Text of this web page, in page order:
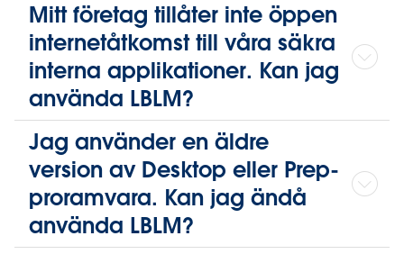
Mitt företag tillåter inte öppen
internetåtkomst till våra säkra
interna applikationer. Kan jag
använda LBLM?
Jag använder en äldre
version av Desktop eller Prep-
proramvara. Kan jag ändå
använda LBLM?